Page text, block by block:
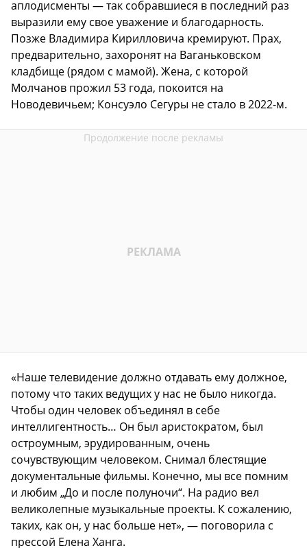
аплодисменты — так собравшиеся в последний раз
выразили ему свое уважение и благодарность.
Позже Владимира Кирилловича кремируют. Прах,
предварительно, захоронят на Ваганьковском
кладбище (рядом с мамой). Жена, с которой
Молчанов прожил 53 года, покоится на
Новодевичьем; Консуэло Сегуры не стало в 2022-м.
«Наше телевидение должно отдавать ему должное,
потому что таких ведущих у нас не было никогда.
Чтобы один человек объединял в себе
интеллигентность… Он был аристократом, был
остроумным, эрудированным, очень
сочувствующим человеком. Снимал блестящие
документальные фильмы. Конечно, мы все помним
и любим „До и после полуночи“. На радио вел
великолепные музыкальные проекты. К сожалению,
таких, как он, у нас больше нет», — поговорила с
прессой Елена Ханга.